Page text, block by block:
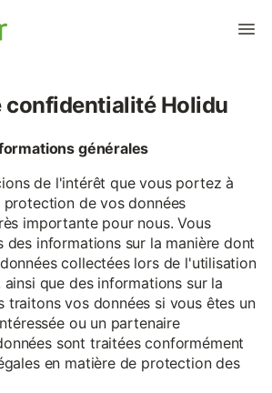
confidentialité Holidu
générales
de l'intérêt que vous portez à
de vos données
importante pour nous. Vous
des informations sur la manière dont
collectées lors de l'utilisation
que des informations sur la
traitons vos données si vous êtes un
ou un partenaire
sont traitées conformément
en matière de protection des